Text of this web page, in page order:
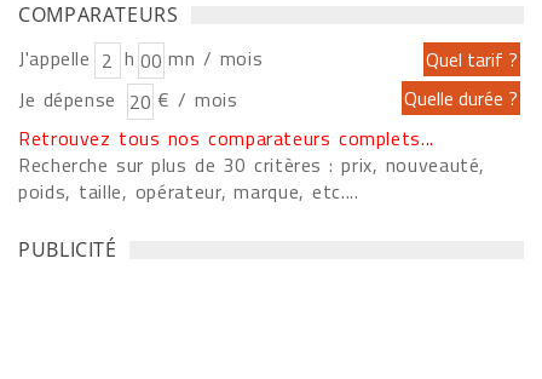
COMPARATEURS
J'appelle h
mn / mois
Je dépense
€ / mois
Retrouvez tous nos comparateurs complets...
Recherche sur plus de 30 critères : prix, nouveauté,
poids, taille, opérateur, marque, etc....
PUBLICITÉ